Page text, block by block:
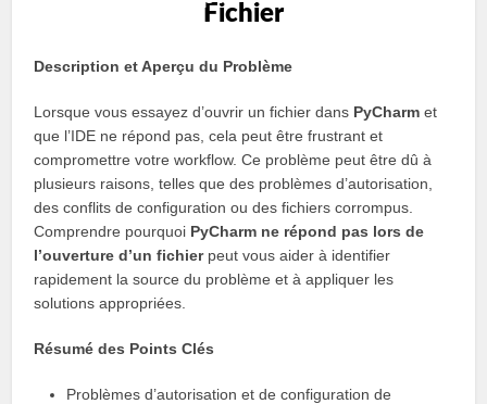
Fichier
Description et Aperçu du Problème
Lorsque vous essayez d’ouvrir un fichier dans PyCharm et
que l’IDE ne répond pas, cela peut être frustrant et
compromettre votre workflow. Ce problème peut être dû à
plusieurs raisons, telles que des problèmes d’autorisation,
des conflits de configuration ou des fichiers corrompus.
Comprendre pourquoi PyCharm ne répond pas lors de
l’ouverture d’un fichierpeut vous aider à identifier
rapidement la source du problème et à appliquer les
solutions appropriées.
Résumé des Points Clés
Problèmes d’autorisation et de configuration de